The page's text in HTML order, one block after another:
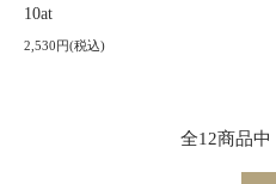
10at
2,530円(税込)
全12商品中